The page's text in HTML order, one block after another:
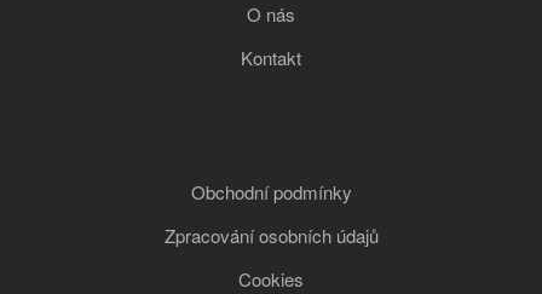
O nás
Kontakt
Obchodní podmínky
Zpracování osobních údajů
Cookies